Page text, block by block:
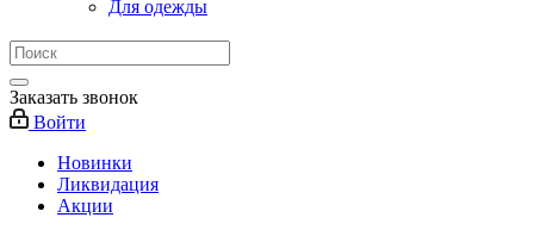
Для одежды
Заказать звонок
Войти
Новинки
Ликвидация
Акции